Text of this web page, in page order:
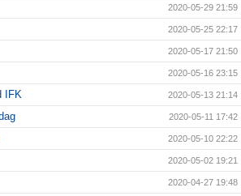
2020-05-29 21:59
2020-05-25 22:17
2020-05-17 21:50
2020-05-16 23:15
IFK 2020-05-13 21:14
2020-05-11 17:42
2020-05-10 22:22
2020-05-02 19:21
2020-04-27 19:48